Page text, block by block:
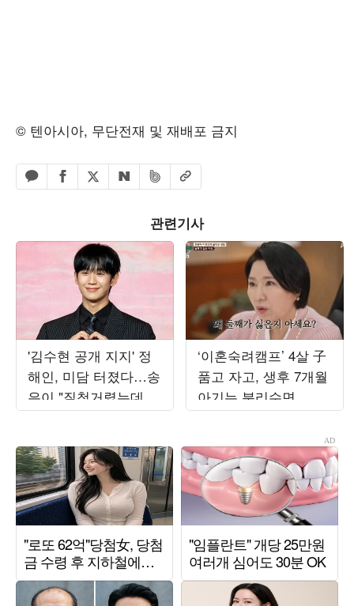
© 텐아시아, 무단전재 및 재배포 금지
카카오톡 공유하기
페이스북 공유하기
엑스 공유하기
네이버 공유하기
밴드 공유하기
URL복사
관련기사
'김수현 공개 지지' 정
해인, 미담 터졌다…송
은이 "질척거렸는데 명
절마다 인사" ('옥문아')
‘이혼숙려캠프’ 4살 子
품고 자고, 생후 7개월
아기는 분리수면...이
호선 “둘째 싫은 이유